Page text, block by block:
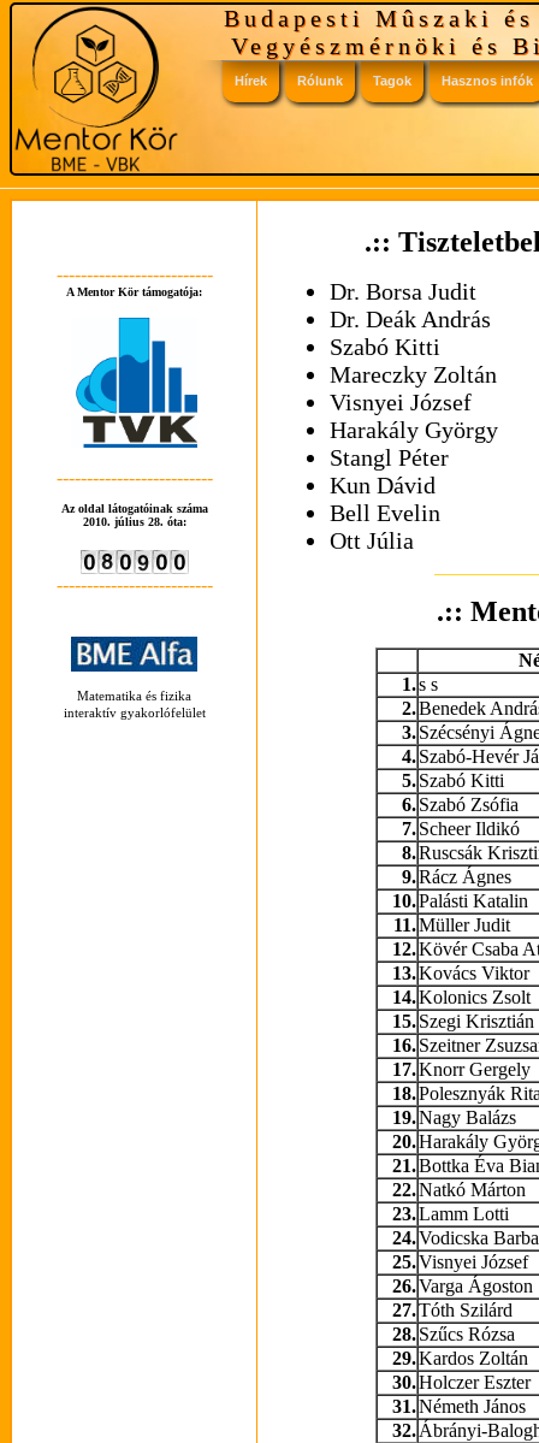
Budapesti Mûszaki
Vegyészmérnöki és
Hírek Rólunk Tagok
Mentorok voltak
Hasznos infók
--------------------------
A Mentor Kör támogatója:
--------------------------
Az oldal látogatóinak száma
2010. július 28. óta:
--------------------------
Matematika és fizika
interaktív gyakorlófelület
.::
Dr. Borsa Judit
Dr. Deák András
Szabó Kitti
Mareczky Zoltán
Visnyei József
Harakály György
Stangl Péter
Kun Dávid
Bell Evelin
Ott Júlia
.::
1.s s
2.Benedek
3. Szécsényi
4. Szabó-Hevér
5. Szabó Kitti
6. Szabó Zsófia
7. Scheer Ildikó
8.Ruscsák
9.Rácz Ágnes
10.Palásti Katalin
11.Müller Judit
12.Kövér Csaba
13.Kovács Viktor
14.Kolonics Zsolt
15. Szegi Krisztián
16. Szeitner
17.Knorr Gergely
18.Polesznyák
19.Nagy Balázs
20.Harakály
21.Bottka Éva
22.Natkó Márton
23.Lamm Lotti
24.Vodicska
25.Visnyei József
26.Varga Ágoston
27.Tóth Szilárd
28. Szűcs Rózsa
29.Kardos Zoltán
30.Holczer Eszter
31.Németh János
32. Ábrányi-